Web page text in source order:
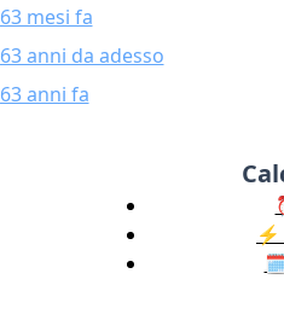
63 mesi fa
63 anni da adesso
63 anni fa
🗓️